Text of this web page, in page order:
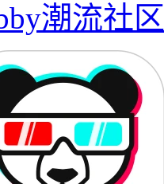
潮流社区